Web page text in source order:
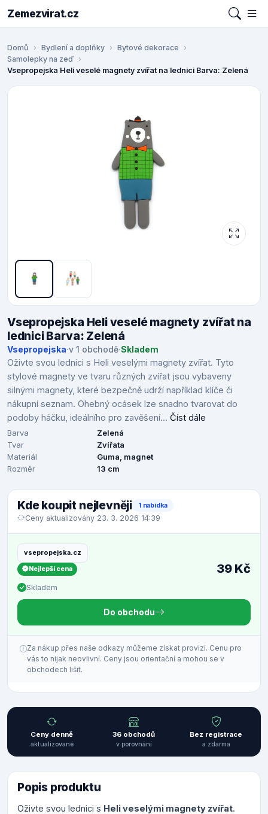
Zemezvirat.cz
Domů Bydlení a doplňky
Bytové dekorace
Samolepky na zeď
Vsepropejska Heli veselé magnety zvířat na lednici Barva: Zelená
Vsepropejska Heli veselé magnety zvířat na
lednici Barva: Zelená
Vsepropejska·v 1 obchodě·Skladem
Oživte svou lednici s Heli veselými magnety zvířat. Tyto
stylové magnety ve tvaru různých zvířat jsou vybaveny
silnými magnety, které bezpečně udrží například klíče či
nákupní seznam. Ohebný ocásek lze snadno tvarovat do
podoby háčku, ideálního pro zavěšení... Číst dále
Barva
Zelená
Tvar
Zvířata
Materiál
Guma, magnet
Rozměr
13 cm
Kde koupit nejlevněji 1 nabídka
Ceny aktualizovány 23. 3. 2026 14:39
vsepropejska.cz
Nejlepší cena
Skladem
39 Kč
Do obchodu
Za nákup přes naše odkazy můžeme získat provizi. Cenu pro
vás to nijak neovlivní. Ceny jsou orientační a mohou se v
obchodech lišit.
Ceny denně
aktualizované
36 obchodů
v porovnání
Bez registrace
a zdarma
Popis produktu
Oživte svou lednici s Heli veselými magnety zvířat.